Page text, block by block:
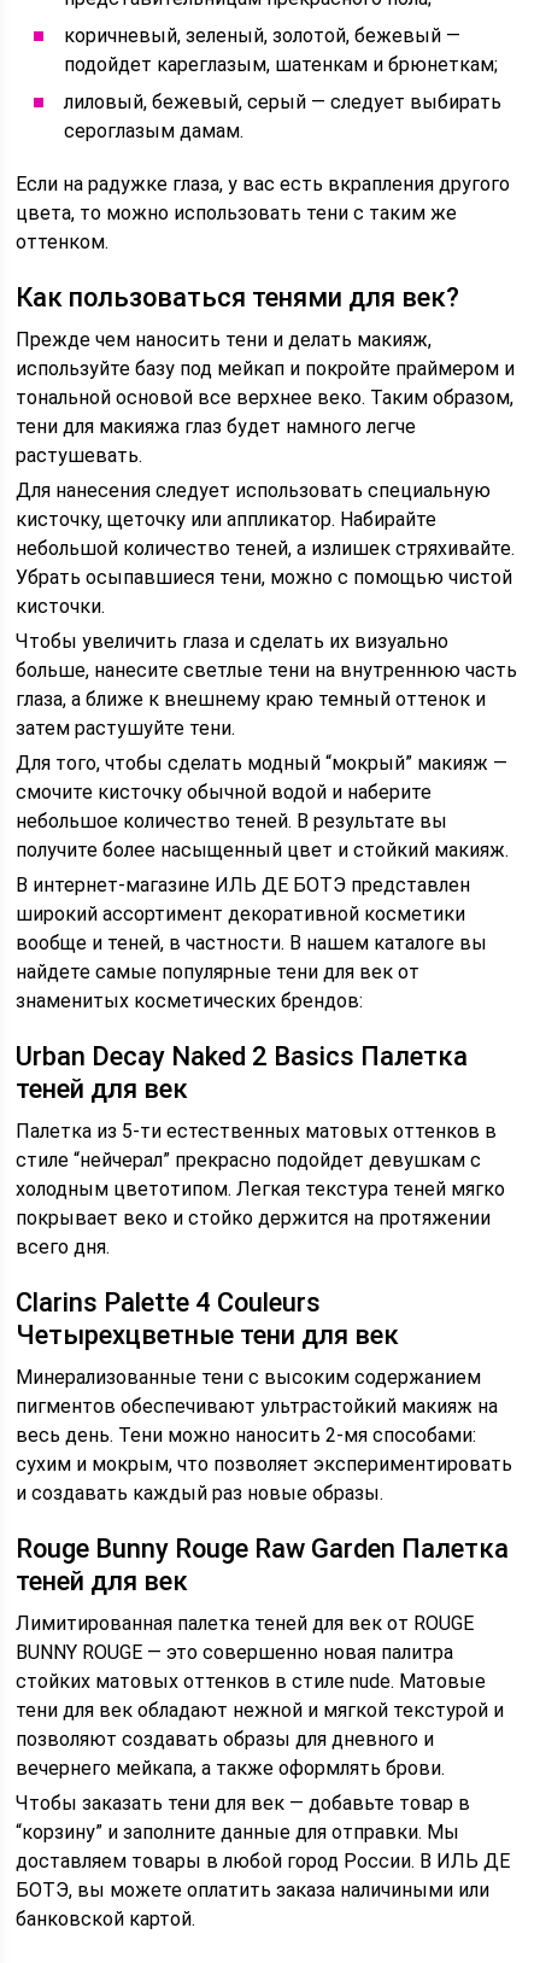
коричневый, зеленый, золотой, бежевый —
подойдет кареглазым, шатенкам и брюнеткам;
лиловый, бежевый, серый — следует выбирать
сероглазым дамам.
Если на радужке глаза, у вас есть вкрапления другого
цвета, то можно использовать тени с таким же
оттенком.
Как пользоваться тенями для век?
Прежде чем наносить тени и делать макияж,
используйте базу под мейкап и покройте праймером и
тональной основой все верхнее веко. Таким образом,
тени для макияжа глаз будет намного легче
растушевать.
Для нанесения следует использовать специальную
кисточку, щеточку или аппликатор. Набирайте
небольшой количество теней, а излишек стряхивайте.
Убрать осыпавшиеся тени, можно с помощью чистой
кисточки.
Чтобы увеличить глаза и сделать их визуально
больше, нанесите светлые тени на внутреннюю часть
глаза, а ближе к внешнему краю темный оттенок и
затем растушуйте тени.
Для того, чтобы сделать модный “мокрый” макияж —
смочите кисточку обычной водой и наберите
небольшое количество теней. В результате вы
получите более насыщенный цвет и стойкий макияж.
В интернет-магазине ИЛЬ ДЕ БОТЭ представлен
широкий ассортимент декоративной косметики
вообще и теней, в частности. В нашем каталоге вы
найдете самые популярные тени для век от
знаменитых косметических брендов:
Urban Decay Naked 2 Basics Палетка
теней для век
Палетка из 5-ти естественных матовых оттенков в
стиле “нейчерал” прекрасно подойдет девушкам с
холодным цветотипом. Легкая текстура теней мягко
покрывает веко и стойко держится на протяжении
всего дня.
Clarins Palette 4 Couleurs
Четырехцветные тени для век
Минерализованные тени с высоким содержанием
пигментов обеспечивают ультрастойкий макияж на
весь день. Тени можно наносить 2-мя способами:
сухим и мокрым, что позволяет экспериментировать
и создавать каждый раз новые образы.
Rouge Bunny Rouge Raw Garden Палетка
теней для век
Лимитированная палетка теней для век от ROUGE
BUNNY ROUGE — это совершенно новая палитра
стойких матовых оттенков в стиле nude. Матовые
тени для век обладают нежной и мягкой текстурой и
позволяют создавать образы для дневного и
вечернего мейкапа, а также оформлять брови.
Чтобы заказать тени для век — добавьте товар в
“корзину” и заполните данные для отправки. Мы
доставляем товары в любой город России. В ИЛЬ ДЕ
БОТЭ, вы можете оплатить заказа наличиными или
банковской картой.